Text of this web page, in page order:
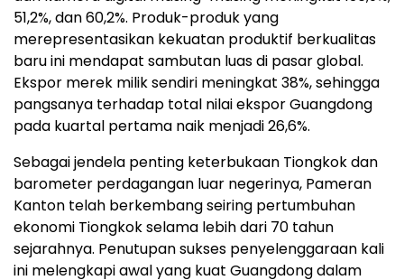
51,2%, dan 60,2%. Produk-produk yang
merepresentasikan kekuatan produktif berkualitas
baru ini mendapat sambutan luas di pasar global.
Ekspor merek milik sendiri meningkat 38%, sehingga
pangsanya terhadap total nilai ekspor Guangdong
pada kuartal pertama naik menjadi 26,6%.
Sebagai jendela penting keterbukaan Tiongkok dan
barometer perdagangan luar negerinya, Pameran
Kanton telah berkembang seiring pertumbuhan
ekonomi Tiongkok selama lebih dari 70 tahun
sejarahnya. Penutupan sukses penyelenggaraan kali
ini melengkapi awal yang kuat Guangdong dalam